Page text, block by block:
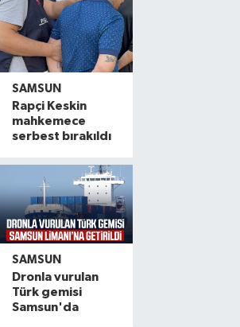
SAMSUN
Rapçi Keskin
mahkemece
serbest bırakıldı
SAMSUN
Dronla vurulan
Türk gemisi
Samsun'da